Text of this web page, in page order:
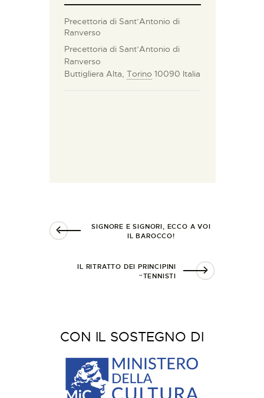
Precettoria di Sant’Antonio di
Ranverso
Precettoria di Sant’Antonio di
Ranverso
Buttigliera Alta, Torino 10090 Italia
SIGNORE E SIGNORI, ECCO A VOI
IL BAROCCO!
IL RITRATTO DEI PRINCIPINI
“TENNISTI
CON IL SOSTEGNO DI